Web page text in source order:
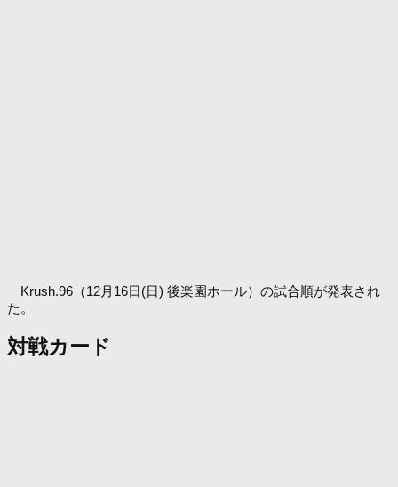
Krush.96（12月16日(日) 後楽園ホール）の試合順が発表され
た。
対戦カード